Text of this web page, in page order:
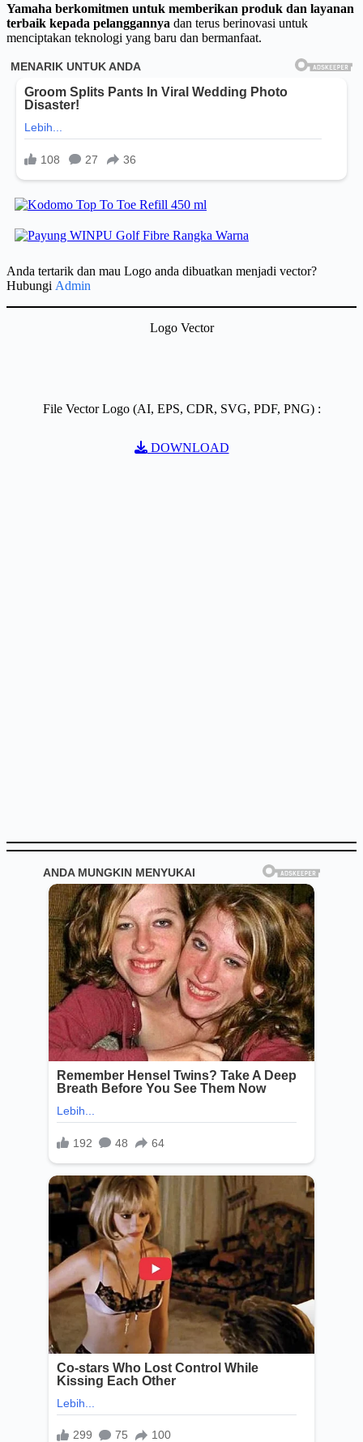
Yamaha berkomitmen untuk memberikan produk dan layanan
terbaik kepada pelanggannya dan terus berinovasi untuk
menciptakan teknologi yang baru dan bermanfaat.
Anda tertarik dan mau Logo anda dibuatkan menjadi vector?
Hubungi Admin
Logo Vector
File Vector Logo (AI, EPS, CDR, SVG, PDF, PNG) :
DOWNLOAD